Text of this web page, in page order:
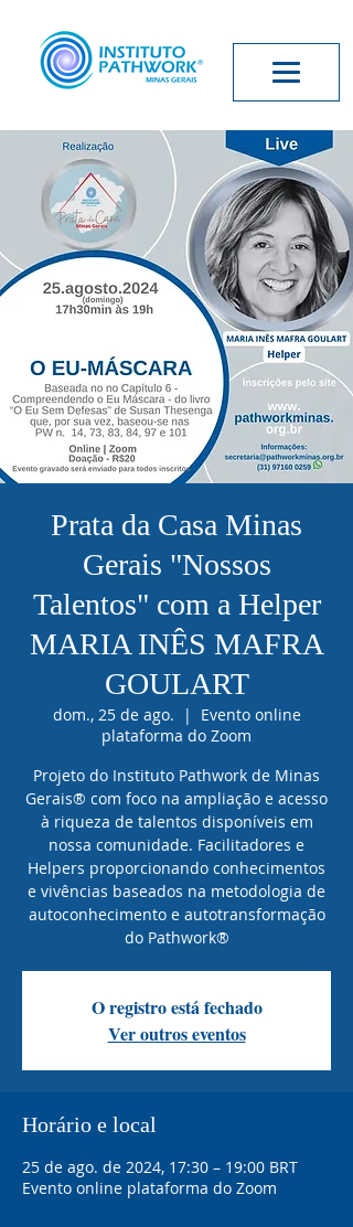
Prata da Casa Minas
Gerais "Nossos
Talentos" com a Helper
MARIA INÊS MAFRA
GOULART
dom., 25 de ago.
  |
Evento online
plataforma do Zoom
Projeto do Instituto Pathwork de Minas
Gerais® com foco na ampliação e acesso
à riqueza de talentos disponíveis em
nossa comunidade. Facilitadores e
Helpers proporcionando conhecimentos
e vivências baseados na metodologia de
autoconhecimento e autotransformação
do Pathwork®
O registro está fechado
Ver outros eventos
Horário e local
25 de ago. de 2024, 17:30 – 19:00 BRT
Evento online plataforma do Zoom